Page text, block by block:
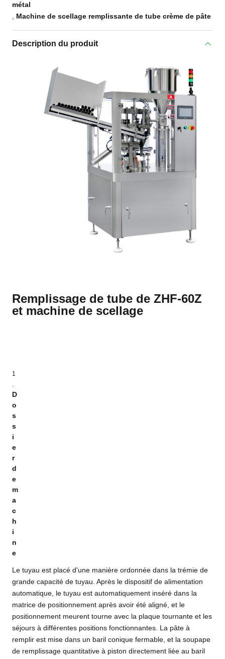
métal
Machine de scellage remplissante de tube crème de pâte
Description du produit
Remplissage de tube de ZHF-60Z
et machine de scellage
1
.
D
o
s
s
i
e
r
d
e
m
a
c
h
i
n
e
Le tuyau est placé d'une manière ordonnée dans la trémie de
grande capacité de tuyau. Après le dispositif de alimentation
automatique, le tuyau est automatiquement inséré dans la
matrice de positionnement après avoir été aligné, et le
positionnement meurent tourne avec la plaque tournante et les
séjours à différentes positions fonctionnantes. La pâte à
remplir est mise dans un baril conique fermable, et la soupape
de remplissage quantitative à piston directement liée au baril